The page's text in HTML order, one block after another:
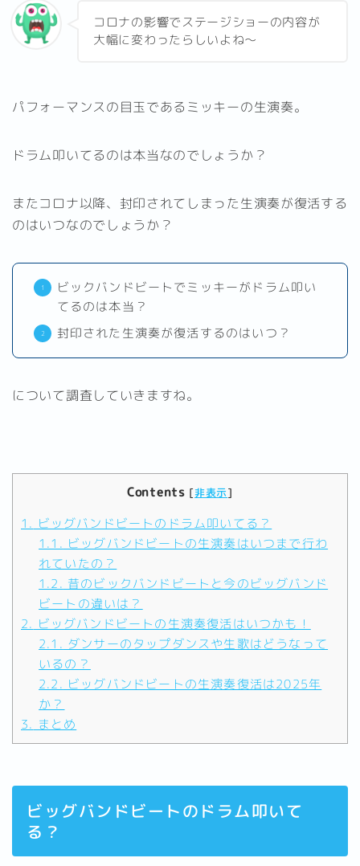
コロナの影響でステージショーの内容が
大幅に変わったらしいよね～
パフォーマンスの目玉であるミッキーの生演奏。
ドラム叩いてるのは本当なのでしょうか？
またコロナ以降、封印されてしまった生演奏が復活する
のはいつなのでしょうか？
ビックバンドビートでミッキーがドラム叩い
てるのは本当？
封印された生演奏が復活するのはいつ？
について調査していきますね。
Contents [非表示]
1. ビッグバンドビートのドラム叩いてる？
1.1. ビッグバンドビートの生演奏はいつまで行わ
れていたの？
1.2. 昔のビックバンドビートと今のビッグバンド
ビートの違いは？
2. ビッグバンドビートの生演奏復活はいつかも！
2.1. ダンサーのタップダンスや生歌はどうなって
いるの？
2.2. ビッグバンドビートの生演奏復活は2025年
か？
3. まとめ
ビッグバンドビートのドラム叩いて
る？